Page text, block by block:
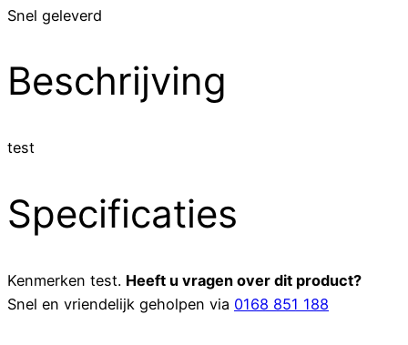
Snel geleverd
Beschrijving
test
Specificaties
Kenmerken test. Heeft u vragen over dit product?
Snel en vriendelijk geholpen via 0168 851 188